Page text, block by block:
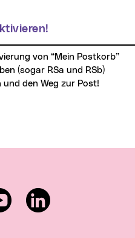
(sogar RSa und RSb)
den Weg zur Post!
LinkedIn